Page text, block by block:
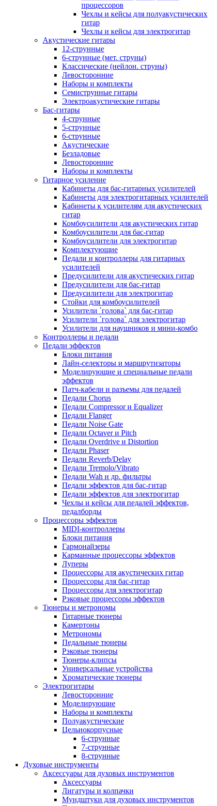
процессоров
Чехлы и кейсы для полуакустических
гитар
Чехлы и кейсы для электрогитар
Акустические гитары
12-струнные
6-струнные (мет. струны)
Классические (нейлон. струны)
Левосторонние
Наборы и комплекты
Семиструнные гитары
Электроакустические гитары
Бас-гитары
4-струнные
5-струнные
6-струнные
Акустические
Безладовые
Левосторонние
Наборы и комплекты
Гитарное усиление
Кабинеты для бас-гитарных усилителей
Кабинеты для электрогитарных усилителей
Кабинеты к усилителям для акустических
гитар
Комбоусилители для акустических гитар
Комбоусилители для бас-гитар
Комбоусилители для электрогитар
Комплектующие
Педали и контроллеры для гитарных
усилителей
Предусилители для акустических гитар
Предусилители для бас-гитар
Предусилители для электрогитар
Стойки для комбоусилителей
Усилители `голова` для бас-гитар
Усилители `голова` для электрогитар
Усилители для наушников и мини-комбо
Контроллеры и педали
Педали эффектов
Блоки питания
Лайн-селекторы и маршрутизаторы
Моделирующие и специальные педали
эффектов
Патч-кабели и разъемы для педалей
Педали Chorus
Педали Compressor и Equalizer
Педали Flanger
Педали Noise Gate
Педали Octaver и Pitch
Педали Overdrive и Distortion
Педали Phaser
Педали Reverb/Delay
Педали Tremolo/Vibrato
Педали Wah и др. фильтры
Педали эффектов для бас-гитар
Педали эффектов для электрогитар
Чехлы и кейсы для педалей эффектов,
педалборды
Процессоры эффектов
MIDI-контроллеры
Блоки питания
Гармонайзеры
Карманные процессоры эффектов
Луперы
Процессоры для акустических гитар
Процессоры для бас-гитар
Процессоры для электрогитар
Рэковые процессоры эффектов
Тюнеры и метрономы
Гитарные тюнеры
Камертоны
Метрономы
Педальные тюнеры
Рэковые тюнеры
Тюнеры-клипсы
Универсальные устройства
Хроматические тюнеры
Электрогитары
Левосторонние
Моделирующие
Наборы и комплекты
Полуакустические
Цельнокорпусные
6-струнные
7-струнные
8-струнные
Духовые инструменты
Аксессуары для духовых инструментов
Аксессуары
Лигатуры и колпачки
Мундштуки для духовых инструментов